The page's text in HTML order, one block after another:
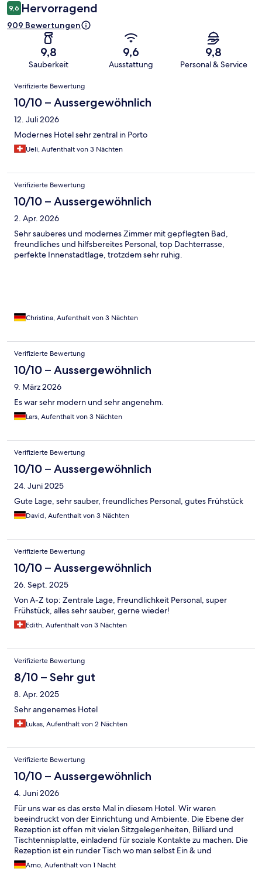
9,6 Hervorragend
909 Bewertungen
9,8
Sauberkeit
9,6
Ausstattung
9,8
Personal & Service
Bewertungen
Verifizierte Bewertung
10/10 – Aussergewöhnlich
12. Juli 2026
Modernes Hotel sehr zentral in Porto
Ueli, Aufenthalt von 3 Nächten
Verifizierte Bewertung
10/10 – Aussergewöhnlich
2. Apr. 2026
Sehr sauberes und modernes Zimmer mit gepflegten Bad,
freundliches und hilfsbereites Personal, top Dachterrasse,
perfekte Innenstadtlage, trotzdem sehr ruhig.
Christina, Aufenthalt von 3 Nächten
Verifizierte Bewertung
10/10 – Aussergewöhnlich
9. März 2026
Es war sehr modern und sehr angenehm.
Lars, Aufenthalt von 3 Nächten
Verifizierte Bewertung
10/10 – Aussergewöhnlich
24. Juni 2025
Gute Lage, sehr sauber, freundliches Personal, gutes Frühstück
David, Aufenthalt von 3 Nächten
Verifizierte Bewertung
10/10 – Aussergewöhnlich
26. Sept. 2025
Von A-Z top: Zentrale Lage, Freundlichkeit Personal, super
Frühstück, alles sehr sauber, gerne wieder!
Edith, Aufenthalt von 3 Nächten
Verifizierte Bewertung
8/10 – Sehr gut
8. Apr. 2025
Sehr angenemes Hotel
Lukas, Aufenthalt von 2 Nächten
Verifizierte Bewertung
10/10 – Aussergewöhnlich
4. Juni 2026
Für uns war es das erste Mal in diesem Hotel. Wir waren
beeindruckt von der Einrichtung und Ambiente. Die Ebene der
Rezeption ist offen mit vielen Sitzgelegenheiten, Billiard und
Tischtennisplatte, einladend für soziale Kontakte zu machen. Die
Rezeption ist ein runder Tisch wo man selbst Ein & und
Auschecken kann, aber vom Personal sehr freundlich unterstützt
wird. Das verkürzt die Wartezeiten erheblich. Das gesamte
Arno, Aufenthalt von 1 Nacht